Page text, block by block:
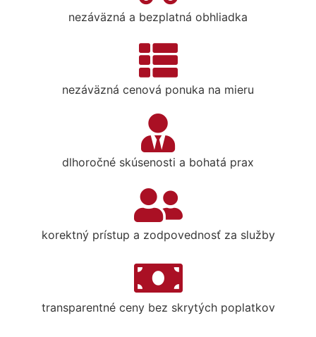
nezáväzná a bezplatná obhliadka
nezáväzná cenová ponuka na mieru
dlhoročné skúsenosti a bohatá prax
korektný prístup a zodpovednosť za služby
transparentné ceny bez skrytých poplatkov